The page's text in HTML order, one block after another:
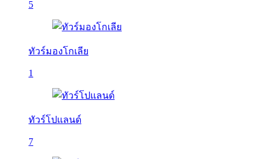
5
ทัวร์มองโกเลีย
1
ทัวร์โปแลนด์
7